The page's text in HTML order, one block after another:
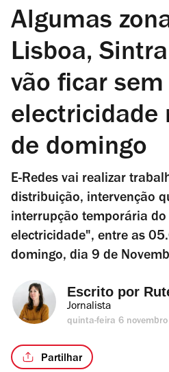
Algumas
Lisboa,
vão ficar sem
electricidade
de domingo
E-Redes vai realizar
distribuição, intervenção
interrupção temporária
electricidade", entre as
domingo, dia 9 de
Escrito por
Jornalista
quinta-feira 6
Partilhar